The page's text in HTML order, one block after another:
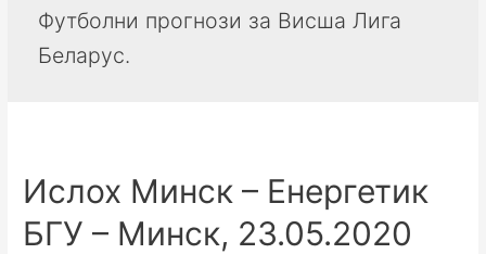
Футболни прогнози за Висша Лига
Беларус.
Ислох Минск – Енергетик
БГУ – Минск, 23.05.2020